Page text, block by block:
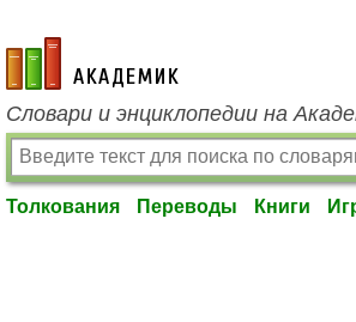
academic.ru
Словари и энциклопедии на
Толкования Переводы Книги